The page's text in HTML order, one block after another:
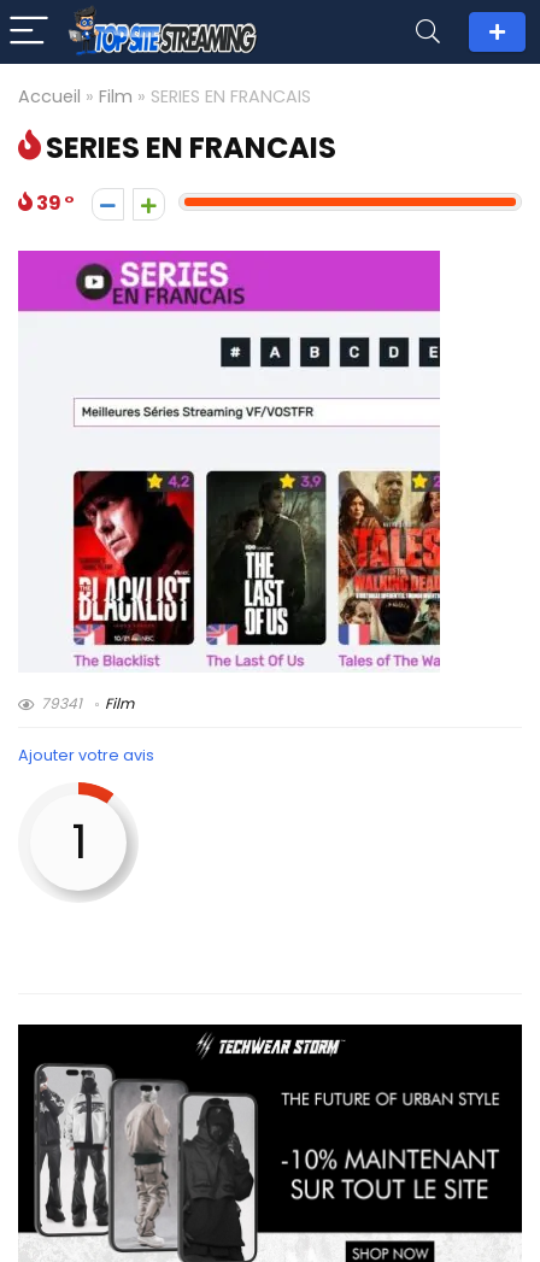
Accueil » Film » SERIES EN FRANCAIS
SERIES EN FRANCAIS
39
79341 Film
Ajouter votre avis
1